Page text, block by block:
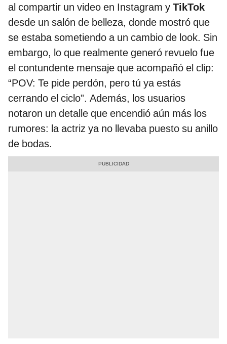
al compartir un video en Instagram y TikTok
desde un salón de belleza, donde mostró que
se estaba sometiendo a un cambio de look. Sin
embargo, lo que realmente generó revuelo fue
el contundente mensaje que acompañó el clip:
“POV: Te pide perdón, pero tú ya estás
cerrando el ciclo”. Además, los usuarios
notaron un detalle que encendió aún más los
rumores: la actriz ya no llevaba puesto su anillo
de bodas.